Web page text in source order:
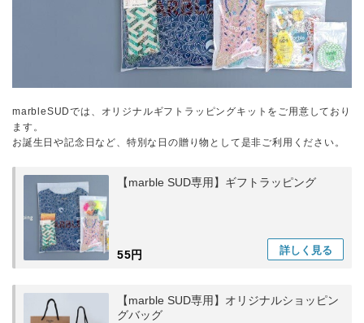
marbleSUDでは、オリジナルギフトラッピングキットをご用意しており
ます。
お誕生日や記念日など、特別な日の贈り物として是非ご利用ください。
【marble SUD専用】ギフトラッピング
55円 詳しく 見る
【marble SUD専用】オリジナルショッピン
グバッグ